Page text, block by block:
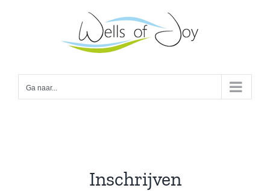
Ga naar...
Inschrijven